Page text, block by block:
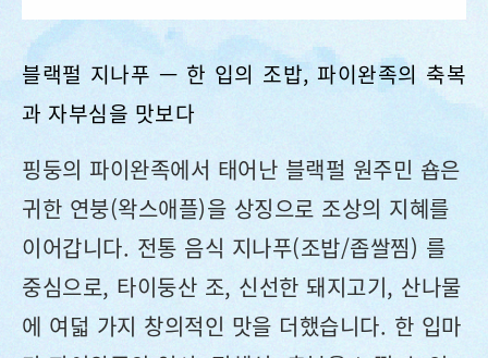
블랙펄 지나푸 — 한 입의 조밥, 파이완족의 축복
과 자부심을 맛보다
핑둥의 파이완족에서 태어난 블랙펄 원주민 숍은
귀한 연붕(왁스애플)을 상징으로 조상의 지혜를
이어갑니다. 전통 음식 지나푸(조밥/좁쌀찜) 를
중심으로, 타이둥산 조, 신선한 돼지고기, 산나물
에 여덟 가지 창의적인 맛을 더했습니다. 한 입마